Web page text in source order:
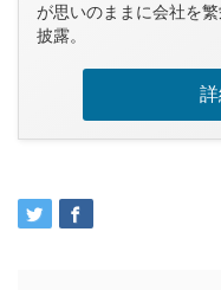
が思いのままに会社を
披露。